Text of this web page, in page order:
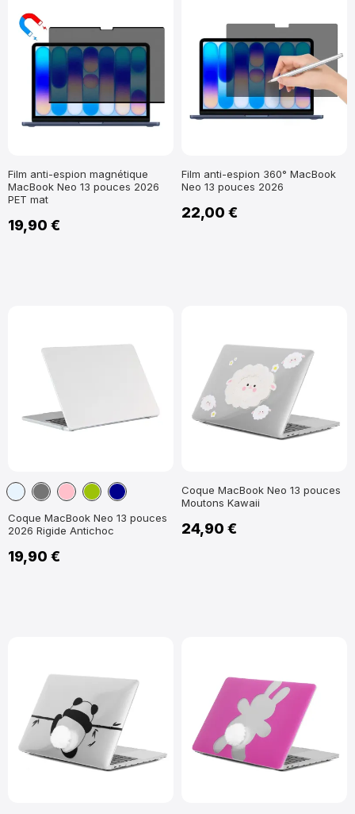
Film anti-espion magnétique
MacBook Neo 13 pouces 2026
PET mat
19,90 €
Film anti-espion 360° MacBook
Neo 13 pouces 2026
22,00 €
Transparent
GrisRoseVertBleu
Coque MacBook Neo 13 pouces
2026 Rigide Antichoc
19,90 €
Coque MacBook Neo 13 pouces
Moutons Kawaii
24,90 €